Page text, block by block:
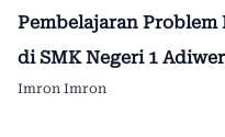
Pembelajaran Problem
di SMK Negeri 1
Imron Imron